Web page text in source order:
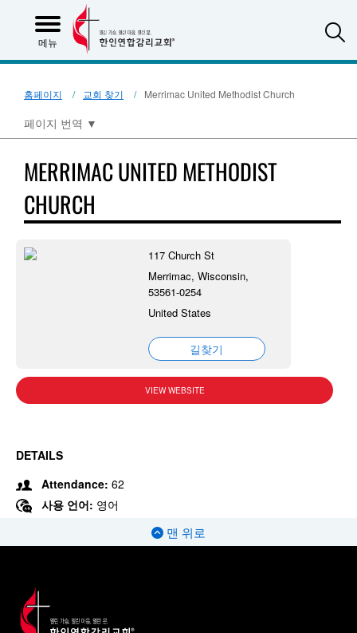
메뉴
홈페이지 교회 찾기 Merrimac United Methodist Church
페이지 번역 ▼
MERRIMAC UNITED METHODIST
CHURCH
117 Church St
Merrimac, Wisconsin,
53561-0254
United States
길찾기
VIEW WEBSITE
DETAILS
Attendance: 62
사용 언어: 영어
맨 위로